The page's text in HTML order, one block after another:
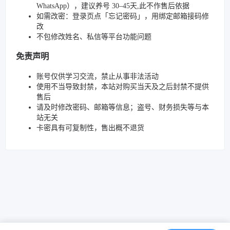
WhatsApp），建议养号 30–45天,此不作售后依据
如需改密：登录页点「忘记密码」，用绑定邮箱接码修
改
不包修改姓名、私信等平台功能问题
免责声明
账号仅供学习交流，禁止从事非法活动
使用不当导致封禁，本站对购买当天及之后封禁不提供
售后
请及时修改密码、邮箱等信息；盗号、财务损失等与本
站无关
卡密具有可复制性，售出概不退货